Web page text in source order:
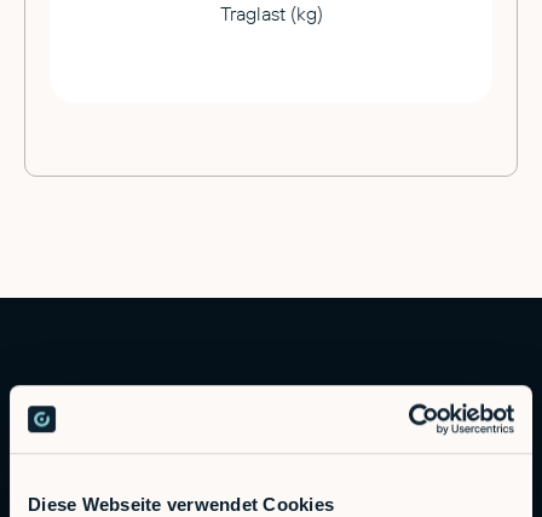
Diese Webseite verwendet Cookies
Traglast (kg)